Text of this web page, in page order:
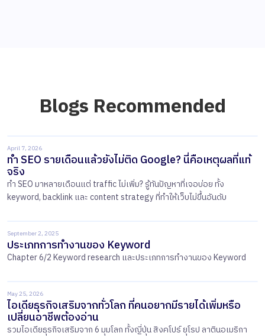
Blogs Recommended
April 7, 2026
ทำ SEO รายเดือนแล้วยังไม่ติด Google? นี่คือเหตุผลที่แท้
จริง
ทำ SEO มาหลายเดือนแต่ traffic ไม่เพิ่ม? รู้ทันปัญหาที่เจอบ่อย ทั้ง
keyword, backlink และ content strategy ที่ทำให้เว็บไม่ขึ้นอันดับ
September 2, 2025
ประเภทการทำงานของ Keyword
Chapter 6/2 Keyword research และประเภทการทำงานของ Keyword
May 25, 2026
ไอเดียธุรกิจเสริมจากทั่วโลก ที่คนอยากมีรายได้เพิ่มหรือ
เปลี่ยนอาชีพต้องอ่าน
รวมไอเดียธุรกิจเสริมจาก 6 มุมโลก ทั้งญี่ปุ่น สิงคโปร์ ยุโรป ลาตินอเมริกา